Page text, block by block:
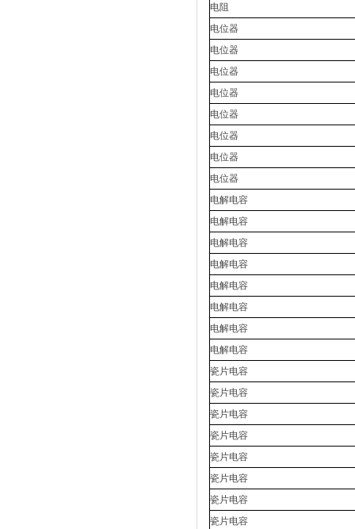
电阻
电位器
电位器
电位器
电位器
电位器
电位器
电位器
电位器
电解电容
电解电容
电解电容
电解电容
电解电容
电解电容
电解电容
电解电容
瓷片电容
瓷片电容
瓷片电容
瓷片电容
瓷片电容
瓷片电容
瓷片电容
瓷片电容